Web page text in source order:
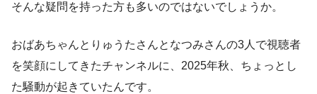
そんな疑問を持った方も多いのではないでしょうか。
おばあちゃんとりゅうたさんとなつみさんの3人で視聴者
を笑顔にしてきたチャンネルに、2025年秋、ちょっとし
た騒動が起きていたんです。